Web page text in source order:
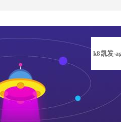
k8凯发-